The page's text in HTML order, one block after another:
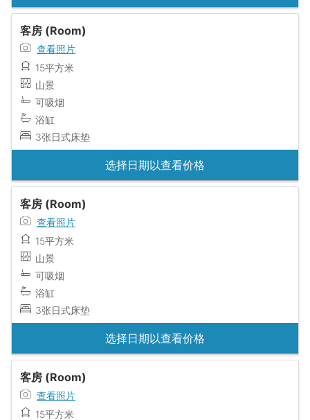
客房 (Room)
查看照片
15平方米
山景
可吸烟
浴缸
3张日式床垫
选择日期以查看价格
客房 (Room)
查看照片
15平方米
山景
可吸烟
浴缸
3张日式床垫
选择日期以查看价格
客房 (Room)
查看照片
15平方米